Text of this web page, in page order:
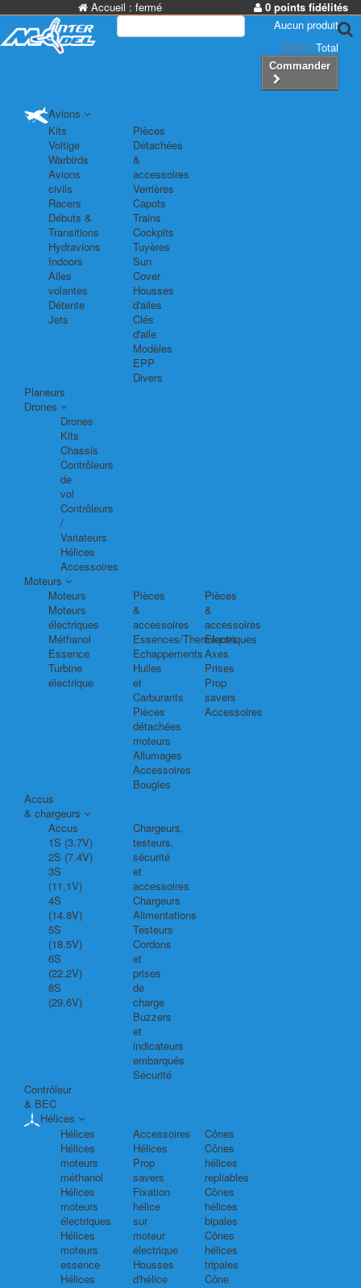
Accueil : fermé
0 points fidélités
Aucun produit
0,00 € Total
Commander
Avions
Kits
Voltige
Warbirds
Avions
civils
Racers
Débuts &
Transitions
Hydravions
Indoors
Ailes
volantes
Détente
Jets
Pièces
Détachées
&
accessoires
Verrières
Capots
Trains
Cockpits
Tuyères
Sun
Cover
Housses
d'ailes
Clés
d'aile
Modèles
EPP
Divers
Planeurs
Drones
Drones
Kits
Chassis
Contrôleurs
de
vol
Contrôleurs
/
Variateurs
Hélices
Accessoires
Moteurs
Moteurs
Moteurs
électriques
Méthanol
Essence
Turbine
électrique
Pièces
&
accessoires
Essences/Thermiques
Echappements
Huiles
et
Carburants
Pièces
détachées
moteurs
Allumages
Accessoires
Bougies
Pièces
&
accessoires
Electriques
Axes
Prises
Prop
savers
Accessoires
Accus
& chargeurs
Accus
1S (3.7V)
2S (7.4V)
3S
(11,1V)
4S
(14.8V)
5S
(18.5V)
6S
(22.2V)
8S
(29.6V)
Chargeurs,
testeurs,
sécurité
et
accessoires
Chargeurs
Alimentations
Testeurs
Cordons
et
prises
de
charge
Buzzers
et
indicateurs
embarqués
Sécurité
Contrôleur
& BEC
Hélices
Hélices
Hélices
moteurs
méthanol
Hélices
moteurs
électriques
Hélices
moteurs
essence
Hélices
Accessoires
Hélices
Prop
savers
Fixation
hélice
sur
moteur
électrique
Housses
d'hélice
Cônes
Cônes
hélices
repliables
Cônes
hélices
bipales
Cônes
hélices
tripales
Cône